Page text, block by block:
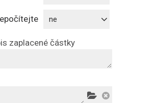
ne
zaplacené částky